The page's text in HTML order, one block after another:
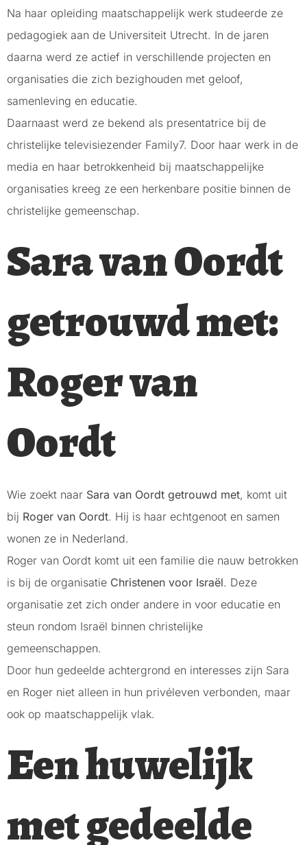
Na haar opleiding maatschappelijk werk studeerde ze
pedagogiek aan de Universiteit Utrecht. In de jaren
daarna werd ze actief in verschillende projecten en
organisaties die zich bezighouden met geloof,
samenleving en educatie.
Daarnaast werd ze bekend als presentatrice bij de
christelijke televisiezender Family7. Door haar werk in de
media en haar betrokkenheid bij maatschappelijke
organisaties kreeg ze een herkenbare positie binnen de
christelijke gemeenschap.
Sara van Oordt
getrouwd met:
Roger van
Oordt
Wie zoekt naar Sara van Oordt getrouwd met, komt uit
bij Roger van Oordt. Hij is haar echtgenoot en samen
wonen ze in Nederland.
Roger van Oordt komt uit een familie die nauw betrokken
is bij de organisatie Christenen voor Israël. Deze
organisatie zet zich onder andere in voor educatie en
steun rondom Israël binnen christelijke
gemeenschappen.
Door hun gedeelde achtergrond en interesses zijn Sara
en Roger niet alleen in hun privéleven verbonden, maar
ook op maatschappelijk vlak.
Een huwelijk
met gedeelde